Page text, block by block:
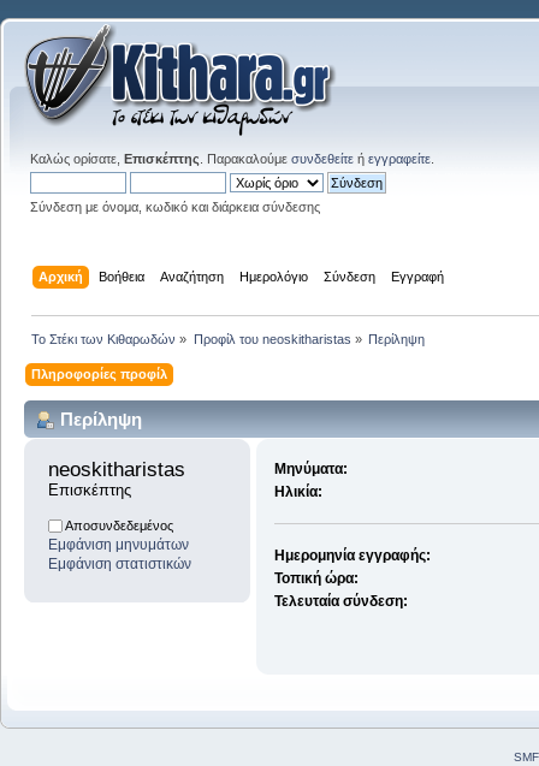
Καλώς ορίσατε, Επισκέπτης . Παρακαλούμε συνδεθείτε ή εγγραφείτε
Σύνδεση με όνομα, κωδικό και διάρκεια σύνδεσης
Αρχική Βοήθεια Αναζήτηση Ημερολόγιο Σύνδεση Εγγραφή
Το Στέκι των Κιθαρωδών » Προφίλ του neoskitharistas » Περίληψη
Πληροφορίες προφίλ
Περίληψη
neoskitharistas
Επισκέπτης
Αποσυνδεδεμένος
Εμφάνιση μηνυμάτων
Εμφάνιση στατιστικών
Μηνύματα:
Ηλικία:
Ημερομηνία εγγραφής:
Τοπική ώρα:
Τελευταία σύνδεση: